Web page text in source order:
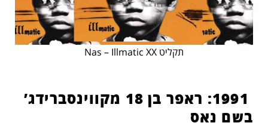
תקליט Nas – Illmatic XX
​ 1991: ראפר בן 18 מקווינסברידג’
בשם נאס